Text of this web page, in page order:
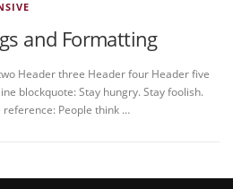
and Formatting
Header three Header four Header five
blockquote: Stay hungry. Stay foolish.
People think …